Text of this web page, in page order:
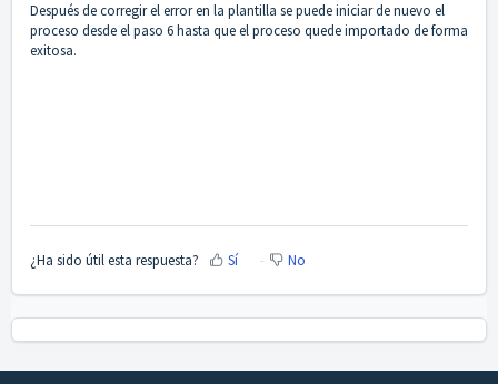
Después de corregir el error en la plantilla se puede iniciar de nuevo el
proceso desde el paso 6 hasta que el proceso quede importado de forma
exitosa.
¿Ha sido útil esta respuesta? Sí No